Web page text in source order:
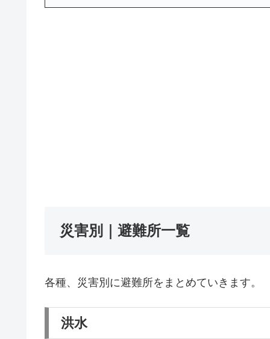
災害別｜避難所一覧
各種、災害別に避難所をまとめていきます。
洪水